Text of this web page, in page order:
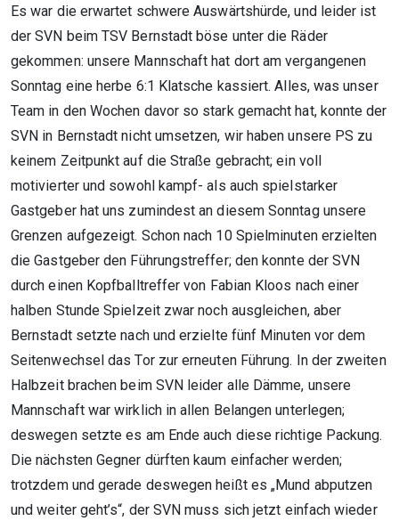
Es war die erwartet schwere Auswärtshürde, und leider ist
der SVN beim TSV Bernstadt böse unter die Räder
gekommen: unsere Mannschaft hat dort am vergangenen
Sonntag eine herbe 6:1 Klatsche kassiert. Alles, was unser
Team in den Wochen davor so stark gemacht hat, konnte der
SVN in Bernstadt nicht umsetzen, wir haben unsere PS zu
keinem Zeitpunkt auf die Straße gebracht; ein voll
motivierter und sowohl kampf- als auch spielstarker
Gastgeber hat uns zumindest an diesem Sonntag unsere
Grenzen aufgezeigt. Schon nach 10 Spielminuten erzielten
die Gastgeber den Führungstreffer; den konnte der SVN
durch einen Kopfballtreffer von Fabian Kloos nach einer
halben Stunde Spielzeit zwar noch ausgleichen, aber
Bernstadt setzte nach und erzielte fünf Minuten vor dem
Seitenwechsel das Tor zur erneuten Führung. In der zweiten
Halbzeit brachen beim SVN leider alle Dämme, unsere
Mannschaft war wirklich in allen Belangen unterlegen;
deswegen setzte es am Ende auch diese richtige Packung.
Die nächsten Gegner dürften kaum einfacher werden;
trotzdem und gerade deswegen heißt es „Mund abputzen
und weiter geht’s“, der SVN muss sich jetzt einfach wieder